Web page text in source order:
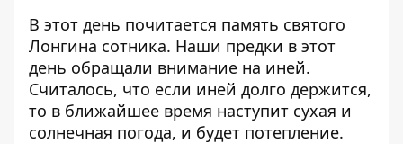
В этот день почитается память святого
Лонгина сотника. Наши предки в этот
день обращали внимание на иней.
Считалось, что если иней долго держится,
то в ближайшее время наступит сухая и
солнечная погода, и будет потепление.